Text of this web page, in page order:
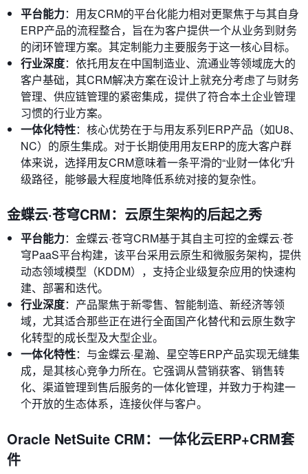
平台能力：用友CRM的平台化能力相对更聚焦于与其自身
ERP产品的流程整合，旨在为客户提供一个从业务到财务
的闭环管理方案。其定制能力主要服务于这一核心目标。
行业深度：依托用友在中国制造业、流通业等领域庞大的
客户基础，其CRM解决方案在设计上就充分考虑了与财务
管理、供应链管理的紧密集成，提供了符合本土企业管理
习惯的行业方案。
一体化特性：核心优势在于与用友系列ERP产品（如U8、
NC）的原生集成。对于长期使用用友ERP的庞大客户群
体来说，选择用友CRM意味着一条平滑的“业财一体化”升
级路径，能够最大程度地降低系统对接的复杂性。
金蝶云·苍穹CRM：云原生架构的后起之秀
平台能力：金蝶云·苍穹CRM基于其自主可控的金蝶云·苍
穹PaaS平台构建，该平台采用云原生和微服务架构，提供
动态领域模型（KDDM），支持企业级复杂应用的快速构
建、部署和迭代。
行业深度：产品聚焦于新零售、智能制造、新经济等领
域，尤其适合那些正在进行全面国产化替代和云原生数字
化转型的成长型及大型企业。
一体化特性：与金蝶云·星瀚、星空等ERP产品实现无缝集
成，是其核心竞争力所在。它强调从营销获客、销售转
化、渠道管理到售后服务的一体化管理，并致力于构建一
个开放的生态体系，连接伙伴与客户。
Oracle NetSuite CRM：一体化云ERP+CRM套
件